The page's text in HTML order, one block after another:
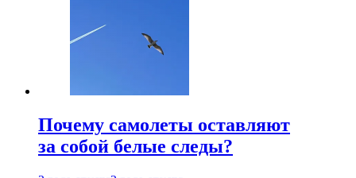
Почему самолеты оставляют
за собой белые следы?